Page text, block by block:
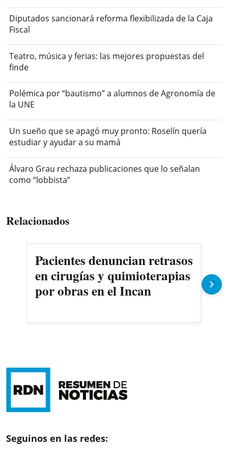
Diputados sancionará reforma flexibilizada de la Caja
Fiscal
Teatro, música y ferias: las mejores propuestas del
finde
Polémica por “bautismo” a alumnos de Agronomía de
la UNE
Un sueño que se apagó muy pronto: Roselín quería
estudiar y ayudar a su mamá
Álvaro Grau rechaza publicaciones que lo señalan
como “lobbista”
Relacionados
Pacientes denuncian retrasos
en cirugías y quimioterapias
por obras en el Incan
Seguinos en las redes: